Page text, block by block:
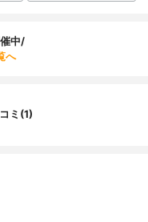
中/
へ
ミ(1)